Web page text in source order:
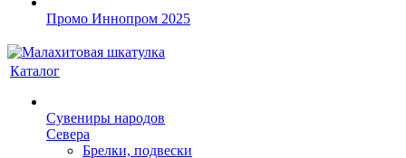
Промо Иннопром 2025
Каталог
Сувениры народов
Севера
Брелки, подвески